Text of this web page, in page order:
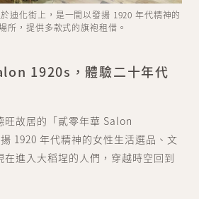
迪化街上，是一間以發揚 1920 年代精神的
所，提供多款式的旗袍租借。
1920s，體驗二十年代
旺故居的「貳零年華 Salon
1920 年代精神的女性生活選品、文
進入大稻埕的人們，穿越時空回到